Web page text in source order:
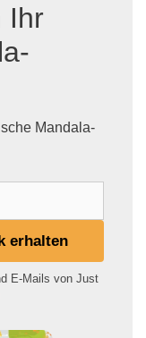
Ihr
Mandala-
erhalten
E-Mails von Just